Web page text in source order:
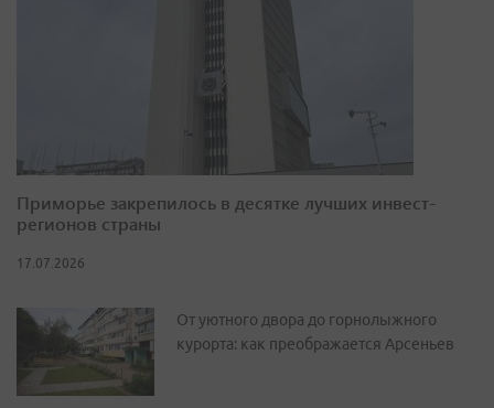
Приморье закрепилось в десятке лучших инвест-
регионов страны
17.07.2026
От уютного двора до горнолыжного
курорта: как преображается Арсеньев